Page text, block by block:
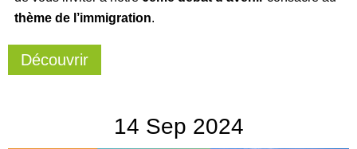
thème de l’immigration.
Découvrir
14 Sep 2024